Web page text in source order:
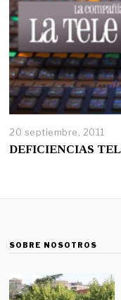
20 septiembre, 2011
DEFICIENCIAS
SOBRE NOSOTROS